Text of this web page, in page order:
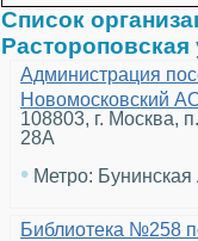
Список
Администрация
Новомосковский
108803, г. Москва,
28А
• Метро:
Библиотека №258